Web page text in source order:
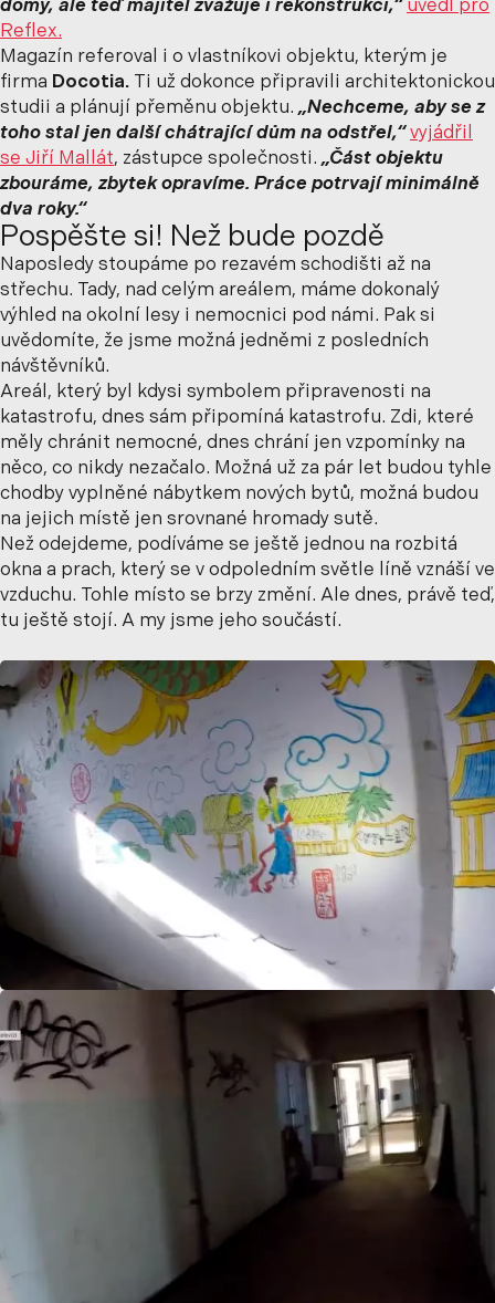
domy, ale teď majitel zvažuje i rekonstrukci,“ uvedl pro
Reflex.
Magazín referoval i o vlastníkovi objektu, kterým je
firma Docotia. Ti už dokonce připravili architektonickou
studii a plánují přeměnu objektu. „Nechceme, aby se z
toho stal jen další chátrající dům na odstřel,“ vyjádřil
se Jiří Mallát, zástupce společnosti. „Část objektu
zbouráme, zbytek opravíme. Práce potrvají minimálně
dva roky.“
Pospěšte si! Než bude pozdě
Naposledy stoupáme po rezavém schodišti až na
střechu. Tady, nad celým areálem, máme dokonalý
výhled na okolní lesy i nemocnici pod námi. Pak si
uvědomíte, že jsme možná jedněmi z posledních
návštěvníků.
Areál, který byl kdysi symbolem připravenosti na
katastrofu, dnes sám připomíná katastrofu. Zdi, které
měly chránit nemocné, dnes chrání jen vzpomínky na
něco, co nikdy nezačalo. Možná už za pár let budou tyhle
chodby vyplněné nábytkem nových bytů, možná budou
na jejich místě jen srovnané hromady sutě.
Než odejdeme, podíváme se ještě jednou na rozbitá
okna a prach, který se v odpoledním světle líně vznáší ve
vzduchu. Tohle místo se brzy změní. Ale dnes, právě teď,
tu ještě stojí. A my jsme jeho součástí.